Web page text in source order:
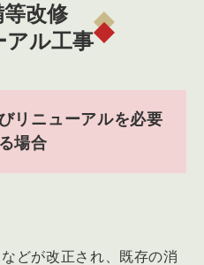
改修
アル工事
リニューアルを必要
場合
どが改正され、既存の消